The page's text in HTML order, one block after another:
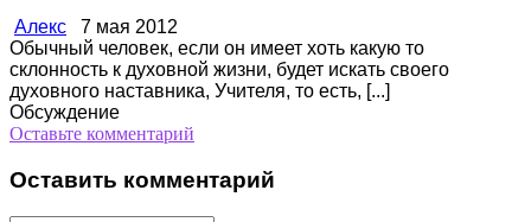
Алекс 7 мая 2012
Обычный человек, если он имеет хоть какую то
склонность к духовной жизни, будет искать своего
духовного наставника, Учителя, то есть, [...]
Обсуждение
Оставьте комментарий
Оставить комментарий